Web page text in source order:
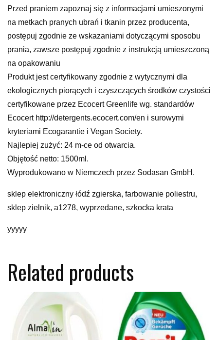
Przed praniem zapoznaj się z informacjami umieszonymi
na metkach pranych ubrań i tkanin przez producenta,
postępuj zgodnie ze wskazaniami dotyczącymi sposobu
prania, zawsze postępuj zgodnie z instrukcją umieszczoną
na opakowaniu
Produkt jest certyfikowany zgodnie z wytycznymi dla
ekologicznych piorących i czyszczących środków czystości
certyfikowane przez Ecocert Greenlife wg. standardów
Ecocert http://detergents.ecocert.com/en i surowymi
kryteriami Ecogarantie i Vegan Society.
Najlepiej zużyć: 24 m-ce od otwarcia.
Objętość netto: 1500ml.
Wyprodukowano w Niemczech przez Sodasan GmbH.
sklep elektroniczny łódź zgierska, farbowanie poliestru,
sklep zielnik, a1278, wyprzedane, szkocka krata
yyyyy
Related products